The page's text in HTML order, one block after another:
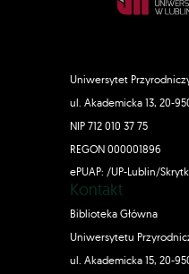
Uniwersytet
ul. Akademicka 13, 20-
NIP 712 010 37 75
REGON 000001896
ePUAP: /UP-Lublin/
Kontakt
Biblioteka Główna
Uniwersytetu
ul. Akademicka 15, 20-